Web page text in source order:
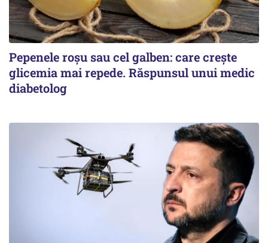
Pepenele roșu sau cel galben: care crește
glicemia mai repede. Răspunsul unui medic
diabetolog